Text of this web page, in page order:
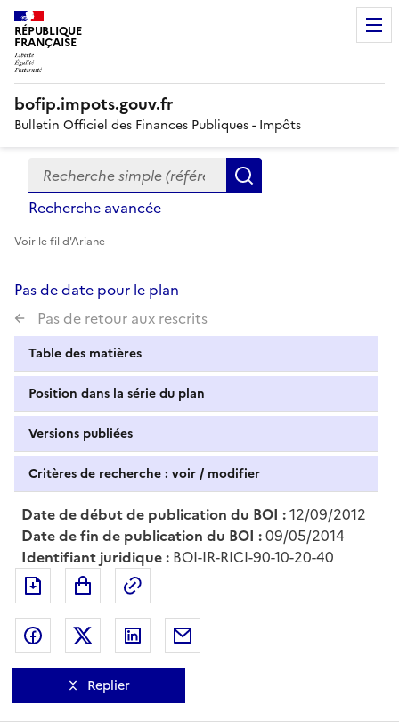
RÉPUBLIQUE
FRANÇAISE
bofip.impots.gouv.fr
Bulletin Officiel des Finances Publiques - Impôts
Formulaire
de
recherche
Recherche simple (références, mots clés, partie du
Recherche avancée
Voir le fil d'Ariane
Pas de date pour le plan
Pas de retour aux rescrits
Table des matières
Position dans la série du plan
Versions publiées
Critères de recherche : voir / modifier
Date de début de publication du BOI :12/09/2012
Date de fin de publication du BOI :09/05/2014
Identifiant juridique : BOI-IR-RICI-90-10-20-40
Exporter le document au format pdf
Partager sur Facebook
Partager sur Twitter
Partager sur LinkedIn
Replier